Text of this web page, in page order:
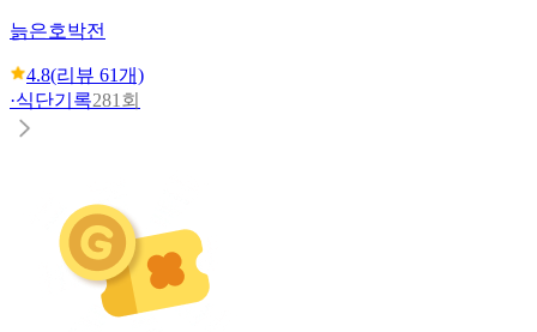
늙은호박전
4.8(리뷰 61개)
·식단기록281회